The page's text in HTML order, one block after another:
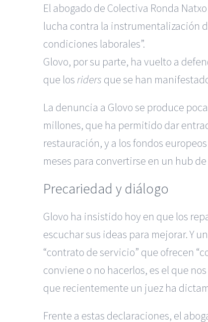
El abogado de Colectiva Ronda
lucha contra la instrumentalización
condiciones laborales”.
Glovo, por su parte, ha vuelto a
que los riders que se han
La denuncia a Glovo se produce
millones, que ha permitido dar
restauración, y a los fondos
meses para convertirse en un hub
Precariedad y diálogo
Glovo ha insistido hoy en que los
escuchar sus ideas para mejorar. Y
“contrato de servicio” que ofrecen
conviene o no hacerlos, es el que
que recientemente un juez ha
Frente a estas declaraciones, el